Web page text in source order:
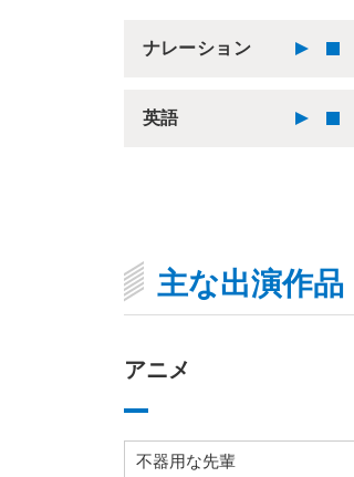
ナレーション
英語
主な出演作品
アニメ
不器用な先輩